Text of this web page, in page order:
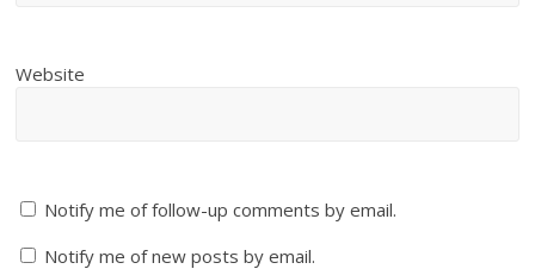
Website
Notify me of follow-up comments by email.
Notify me of new posts by email.